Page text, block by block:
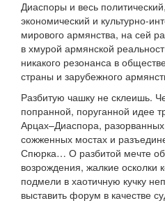
Диаспоры и весь
экономический и культурно-
мирового армянства, на сей
в хмурой армянской
никакого резонанса в
страны и зарубежного
Разбитую чашку не склеишь.
попранной, поруганной идее
Арцах–Диаспора, разорванных
сожженных мостах и
Спюрка… О разбитой мечте
возрождения, жалкие осколки
подмели в хаотичную кучку
выставить форум в качестве